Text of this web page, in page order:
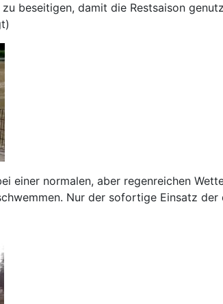
beseitigen, damit die Restsaison
einer normalen, aber regenreichen
Nur der sofortige Einsatz